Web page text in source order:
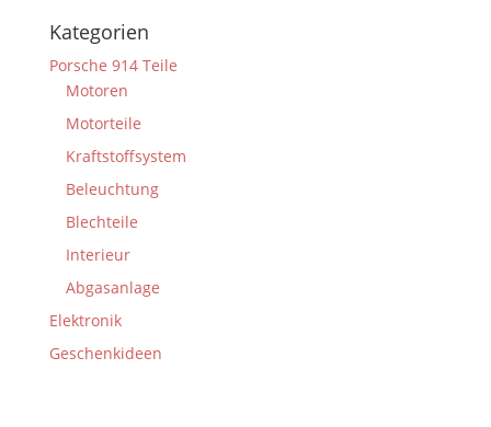
Kategorien
Porsche 914 Teile
Motoren
Motorteile
Kraftstoffsystem
Beleuchtung
Blechteile
Interieur
Abgasanlage
Elektronik
Geschenkideen